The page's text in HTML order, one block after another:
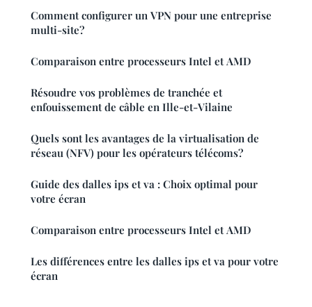
Comment configurer un VPN pour une entreprise
multi-site?
Comparaison entre processeurs Intel et AMD
Résoudre vos problèmes de tranchée et
enfouissement de câble en Ille-et-Vilaine
Quels sont les avantages de la virtualisation de
réseau (NFV) pour les opérateurs télécoms?
Guide des dalles ips et va : Choix optimal pour
votre écran
Comparaison entre processeurs Intel et AMD
Les différences entre les dalles ips et va pour votre
écran